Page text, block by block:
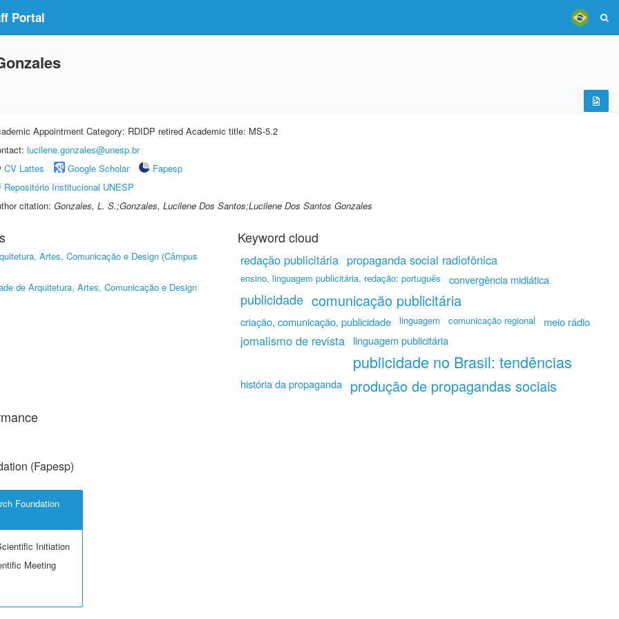
Portal
Appointment Category: RDIDP retired Academic title: MS-5.2
lucilene.gonzales@unesp.br
CV Lattes
Google Scholar
Fapesp
Repositório Institucional UNESP
citation: Gonzales, L. S.;Gonzales, Lucilene Dos Santos;Lucilene Dos Santos Gonzales
Artes, Comunicação e Design (Câmpus
de Arquitetura, Artes, Comunicação e Design
Keyword cloud
redação publicitária propaganda social radiofônica
ensino, linguagem publicitária, redação; português convergência midiática
publicidade comunicação publicitária
criação, comunicação, publicidade linguagem comunicação regional meio rádio
jornalismo de revista linguagem publicitária
publicidade no Brasil: tendências
história da propaganda produção de propagandas sociais
(Fapesp)
Foundation
Initiation
Meeting